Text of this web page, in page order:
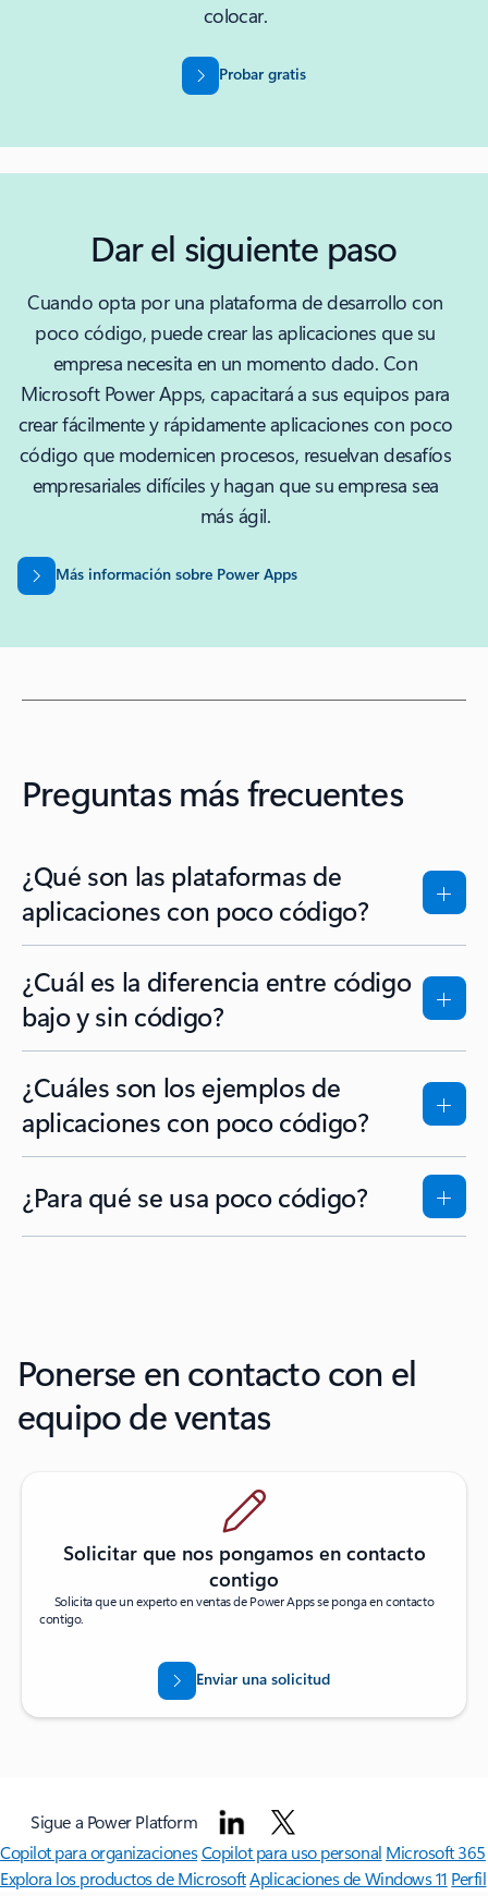
colocar.
Probar gratis
Dar el siguiente paso
Cuando opta por una plataforma de desarrollo con
poco código, puede crear las aplicaciones que su
empresa necesita en un momento dado. Con
Microsoft Power Apps, capacitará a sus equipos para
crear fácilmente y rápidamente aplicaciones con poco
código que modernicen procesos, resuelvan desafíos
empresariales difíciles y hagan que su empresa sea
más ágil.
Más información sobre Power Apps
Preguntas más frecuentes
¿Qué son las plataformas de
aplicaciones con poco código?
¿Cuál es la diferencia entre código
bajo y sin código?
¿Cuáles son los ejemplos de
aplicaciones con poco código?
¿Para qué se usa poco código?
Ponerse en contacto con el
equipo de ventas
Solicitar que nos pongamos en contacto
contigo
Solicita que un experto en ventas de Power Apps se ponga en contacto
contigo.
Enviar una solicitud
Sigue a Power Platform
Copilot para organizacionesCopilot para uso personal Microsoft 365
Explora los productos de MicrosoftAplicaciones de Windows 11 Perfil